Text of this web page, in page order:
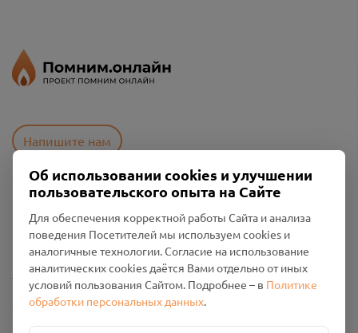
Напишите нам
Политика конфиденциальности
Промо-материалы
Настройки cookies
Общество с ограниченной ответственностью «Смоленский
Проект Помним»
Об использовании cookies и улучшении
пользовательского опыта на Сайте
Для обеспечения корректной работы Сайта и анализа
поведения Посетителей мы используем cookies и
аналогичные технологии. Согласие на использование
аналитических cookies даётся Вами отдельно от иных
условий пользования Сайтом. Подробнее – в Политике
обработки персональных данных.